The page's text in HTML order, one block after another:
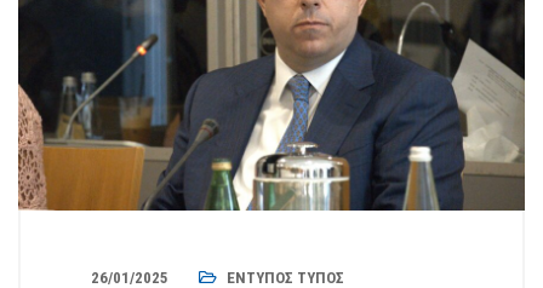
26/01/2025 ΈΝΤΥΠΟΣ ΤΎΠΟΣ